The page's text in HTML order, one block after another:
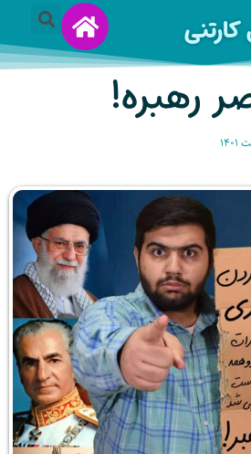
کارتنی
رهبره!